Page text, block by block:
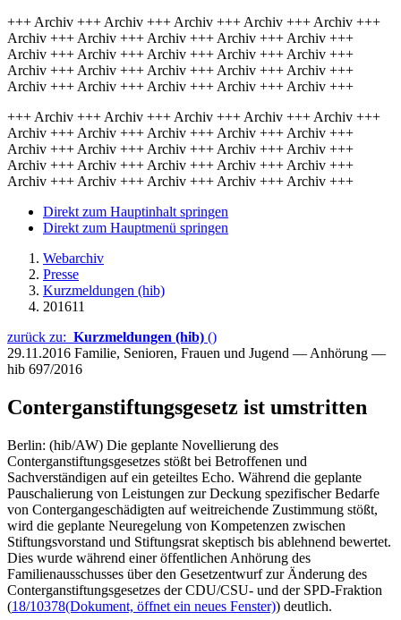
+++ Archiv +++ Archiv +++ Archiv +++ Archiv +++ Archiv +++
Archiv +++ Archiv +++ Archiv +++ Archiv +++ Archiv +++
Archiv +++ Archiv +++ Archiv +++ Archiv +++ Archiv +++
Archiv +++ Archiv +++ Archiv +++ Archiv +++ Archiv +++
Archiv +++ Archiv +++ Archiv +++ Archiv +++ Archiv +++
+++ Archiv +++ Archiv +++ Archiv +++ Archiv +++ Archiv +++
Archiv +++ Archiv +++ Archiv +++ Archiv +++ Archiv +++
Archiv +++ Archiv +++ Archiv +++ Archiv +++ Archiv +++
Archiv +++ Archiv +++ Archiv +++ Archiv +++ Archiv +++
Archiv +++ Archiv +++ Archiv +++ Archiv +++ Archiv +++
Direkt zum Hauptinhalt springen
Direkt zum Hauptmenü springen
Webarchiv
Presse
Kurzmeldungen (hib)
201611
zurück zu: Kurzmeldungen (hib) ()
29.11.2016 Familie, Senioren, Frauen und Jugend — Anhörung —
hib 697/2016
Conterganstiftungsgesetz ist umstritten
Berlin: (hib/AW) Die geplante Novellierung des
Conterganstiftungsgesetzes stößt bei Betroffenen und
Sachverständigen auf ein geteiltes Echo. Während die geplante
Pauschalierung von Leistungen zur Deckung spezifischer Bedarfe
von Contergangeschädigten auf weitreichende Zustimmung stößt,
wird die geplante Neuregelung von Kompetenzen zwischen
Stiftungsvorstand und Stiftungsrat skeptisch bis ablehnend bewertet.
Dies wurde während einer öffentlichen Anhörung des
Familienausschusses über den Gesetzentwurf zur Änderung des
Conterganstiftungsgesetzes der CDU/CSU- und der SPD-Fraktion
(18/10378(Dokument, öffnet ein neues Fenster)) deutlich.